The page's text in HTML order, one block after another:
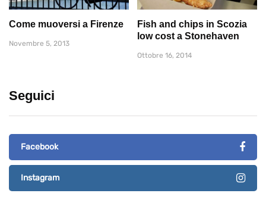
Come muoversi a Firenze
Novembre 5, 2013
Fish and chips in Scozia
low cost a Stonehaven
Ottobre 16, 2014
Seguici
Facebook
Instagram